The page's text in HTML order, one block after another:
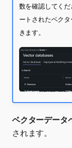
数を確認してく
ートされたベク
きます。
ベクターデータ
されます。